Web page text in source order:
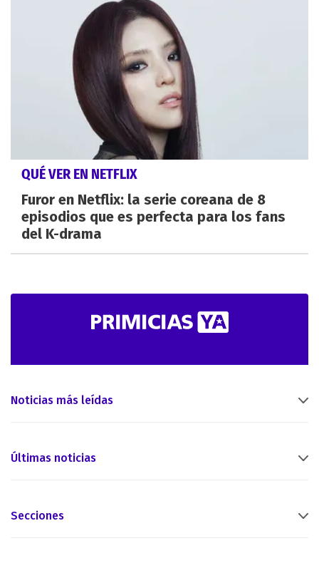
QUÉ VER EN NETFLIX
Furor en Netflix: la serie coreana de 8
episodios que es perfecta para los fans
del K-drama
Noticias más leídas
Últimas noticias
Secciones